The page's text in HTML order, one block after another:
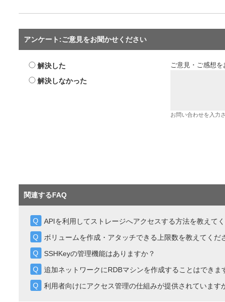
アンケート:ご意見をお聞かせください
解決した
解決しなかった
ご意見・ご感想
お問い合わせを入力
関連するFAQ
APIを利用してストレージへアクセスする方法を教えて
ボリュームを作成・アタッチできる上限数を教えてくだ
SSHKeyの管理機能はありますか？
追加ネットワークにRDBマシンを作成することはできま
利用者向けにアクセス管理の仕組みが提供されています